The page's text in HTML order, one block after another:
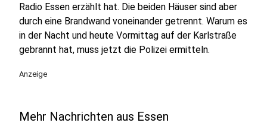
Radio Essen erzählt hat. Die beiden Häuser sind aber
durch eine Brandwand voneinander getrennt. Warum es
in der Nacht und heute Vormittag auf der Karlstraße
gebrannt hat, muss jetzt die Polizei ermitteln.
Anzeige
Mehr Nachrichten aus Essen